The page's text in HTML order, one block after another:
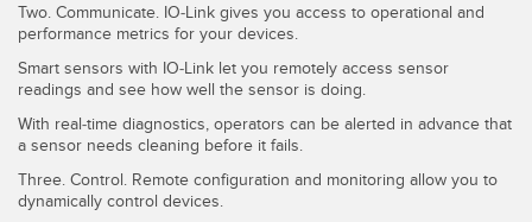
Software interfaccia utente sensore
Software per sensori di misura Banner
TECNOLOGIA
Sensori con IO-Link
Two. Communicate. IO-Link gives you access to operational and
performance metrics for your devices.
Smart sensors with IO-Link let you remotely access sensor
readings and see how well the sensor is doing.
With real-time diagnostics, operators can be alerted in advance that
a sensor needs cleaning before it fails.
Three. Control. Remote configuration and monitoring allow you to
dynamically control devices.